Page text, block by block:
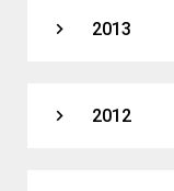
expand_more 2013
expand_more 2012